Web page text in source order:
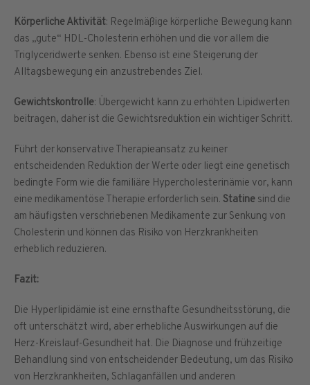
Körperliche Aktivität: Regelmäßige körperliche Bewegung kann
das „gute“ HDL-Cholesterin erhöhen und die vor allem die
Triglyceridwerte senken. Ebenso ist eine Steigerung der
Alltagsbewegung ein anzustrebendes Ziel.
Gewichtskontrolle: Übergewicht kann zu erhöhten Lipidwerten
beitragen, daher ist die Gewichtsreduktion ein wichtiger Schritt.
Führt der konservative Therapieansatz zu keiner
entscheidenden Reduktion der Werte oder liegt eine genetisch
bedingte Form wie die familiäre Hypercholesterinämie vor, kann
eine medikamentöse Therapie erforderlich sein. Statine sind die
am häufigsten verschriebenen Medikamente zur Senkung von
Cholesterin und können das Risiko von Herzkrankheiten
erheblich reduzieren.
Fazit:
Die Hyperlipidämie ist eine ernsthafte Gesundheitsstörung, die
oft unterschätzt wird, aber erhebliche Auswirkungen auf die
Herz-Kreislauf-Gesundheit hat. Die Diagnose und frühzeitige
Behandlung sind von entscheidender Bedeutung, um das Risiko
von Herzkrankheiten, Schlaganfällen und anderen